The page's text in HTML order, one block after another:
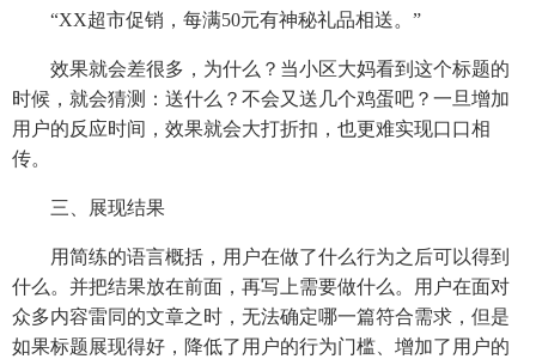
“XX超市促销，每满50元有神秘礼品相送。”
效果就会差很多，为什么？当小区大妈看到这个标题的
时候，就会猜测：送什么？不会又送几个鸡蛋吧？一旦增加
用户的反应时间，效果就会大打折扣，也更难实现口口相
传。
三、展现结果
用简练的语言概括，用户在做了什么行为之后可以得到
什么。并把结果放在前面，再写上需要做什么。用户在面对
众多内容雷同的文章之时，无法确定哪一篇符合需求，但是
如果标题展现得好，降低了用户的行为门槛、增加了用户的